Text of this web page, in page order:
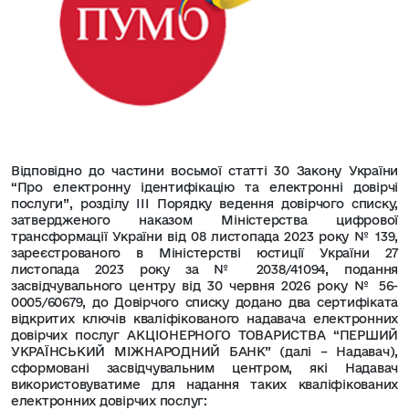
Відповідно до частини восьмої статті 30 Закону України
“Про електронну ідентифікацію та електронні довірчі
послуги”, розділу ІІІ Порядку ведення довірчого списку,
затвердженого наказом Міністерства цифрової
трансформації України від 08 листопада 2023 року № 139,
зареєстрованого в Міністерстві юстиції України 27
листопада 2023 року за № 2038/41094, подання
засвідчувального центру від 30 червня 2026 року № 56-
0005/60679, до Довірчого списку додано два сертифіката
відкритих ключів кваліфікованого надавача електронних
довірчих послуг АКЦІОНЕРНОГО ТОВАРИСТВА “ПЕРШИЙ
УКРАЇНСЬКИЙ МІЖНАРОДНИЙ БАНК” (далі – Надавач),
сформовані засвідчувальним центром, які Надавач
використовуватиме для надання таких кваліфікованих
електронних довірчих послуг: